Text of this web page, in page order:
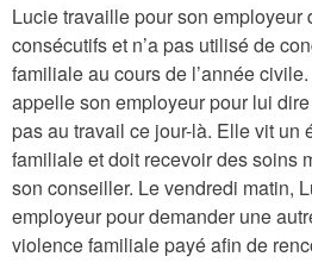
Lucie travaille pour son
consécutifs et n’a pas utilisé de
familiale au cours de l’année
appelle son employeur pour lui
pas au travail ce jour-là. Elle vit un
familiale et doit recevoir des soins
son conseiller. Le vendredi matin,
employeur pour demander une
violence familiale payé afin de